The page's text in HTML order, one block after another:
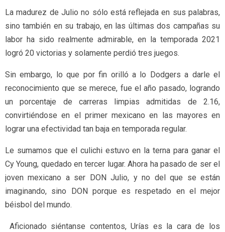
La madurez de Julio no sólo está reflejada en sus palabras,
sino también en su trabajo, en las últimas dos campañas su
labor ha sido realmente admirable, en la temporada 2021
logró 20 victorias y solamente perdió tres juegos.
Sin embargo, lo que por fin orilló a lo Dodgers a darle el
reconocimiento que se merece, fue el año pasado, logrando
un porcentaje de carreras limpias admitidas de 2.16,
convirtiéndose en el primer mexicano en las mayores en
lograr una efectividad tan baja en temporada regular.
Le sumamos que el culichi estuvo en la terna para ganar el
Cy Young, quedado en tercer lugar. Ahora ha pasado de ser el
joven mexicano a ser DON Julio, y no del que se están
imaginando, sino DON porque es respetado en el mejor
béisbol del mundo.
Aficionado siéntanse contentos, Urías es la cara de los